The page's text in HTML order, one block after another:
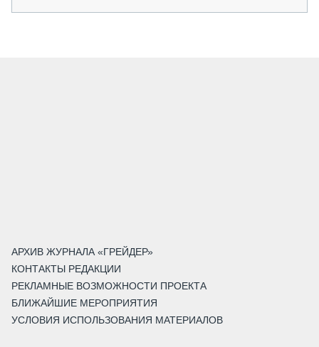
АРХИВ ЖУРНАЛА «ГРЕЙДЕР»
КОНТАКТЫ РЕДАКЦИИ
РЕКЛАМНЫЕ ВОЗМОЖНОСТИ ПРОЕКТА
БЛИЖАЙШИЕ МЕРОПРИЯТИЯ
УСЛОВИЯ ИСПОЛЬЗОВАНИЯ МАТЕРИАЛОВ